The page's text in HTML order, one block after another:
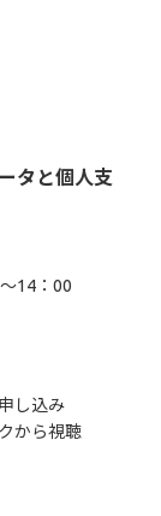
タと個人支
14：00
し込み
から視聴